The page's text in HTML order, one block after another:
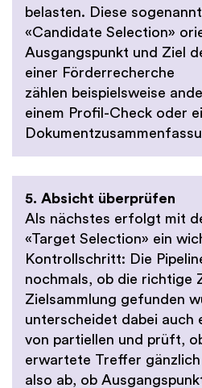
belasten. Diese
«Candidate Selection»
Ausgangspunkt und Ziel
einer Förderrecherche
zählen beispielsweise
einem Profil-Check oder
5. Absicht überprüfen
Als nächstes erfolgt mit
«Target Selection» ein
Kontrollschritt: Die
nochmals, ob die richtige
Zielsammlung gefunden
unterscheidet dabei auch
von partiellen und prüft,
erwartete Treffer
also ab, ob